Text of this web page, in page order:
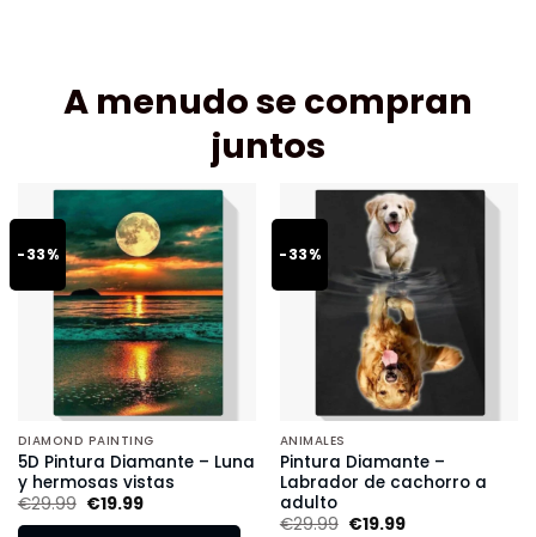
A menudo se compran
juntos
-33%
DIAMOND PAINTING
5D Pintura Diamante – Luna
y hermosas vistas
€29.99 €19.99
-33%
ANIMALES
Pintura Diamante –
Labrador de cachorro a
adulto
€29.99 €19.99